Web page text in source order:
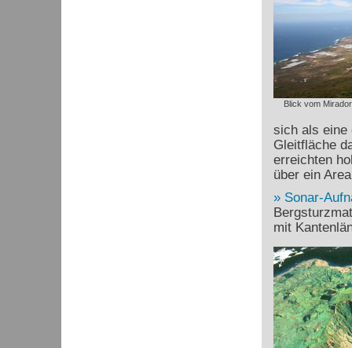
Blick vom
sich als eine
Gleitfläche
erreichten
über ein
Sonar-
mit